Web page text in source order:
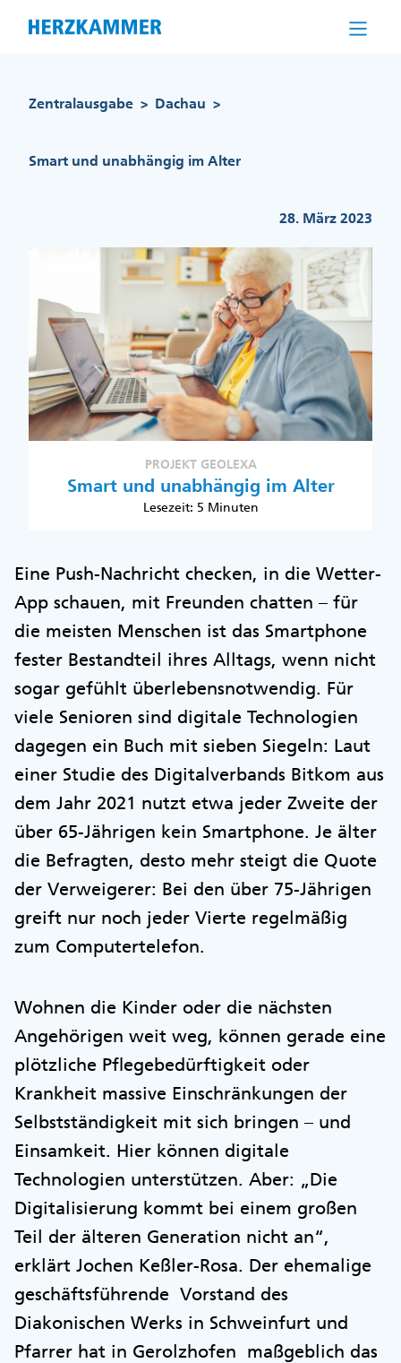
Zentralausgabe > Dachau >
Smart und unabhängig im Alter
28. März 2023
PROJEKT GEOLEXA
Smart und unabhängig im Alter
Lesezeit: 5 Minuten
Eine Push-Nachricht checken, in die Wetter-
App schauen, mit Freunden chatten – für
die meisten Menschen ist das Smartphone
fester Bestandteil ihres Alltags, wenn nicht
sogar gefühlt überlebensnotwendig. Für
viele Senioren sind digitale Technologien
dagegen ein Buch mit sieben Siegeln: Laut
einer Studie des Digitalverbands Bitkom aus
dem Jahr 2021 nutzt etwa jeder Zweite der
über 65-Jährigen kein Smartphone. Je älter
die Befragten, desto mehr steigt die Quote
der Verweigerer: Bei den über 75-Jährigen
greift nur noch jeder Vierte regelmäßig
zum Computertelefon.
Wohnen die Kinder oder die nächsten
Angehörigen weit weg, können gerade eine
plötzliche Pflegebedürftigkeit oder
Krankheit massive Einschränkungen der
Selbstständigkeit mit sich bringen – und
Einsamkeit. Hier können digitale
Technologien unterstützen. Aber: „Die
Digitalisierung kommt bei einem großen
Teil der älteren Generation nicht an“,
erklärt Jochen Keßler-Rosa. Der ehemalige
geschäftsführende Vorstand des
Diakonischen Werks in Schweinfurt und
Pfarrer hat in Gerolzhofen maßgeblich das